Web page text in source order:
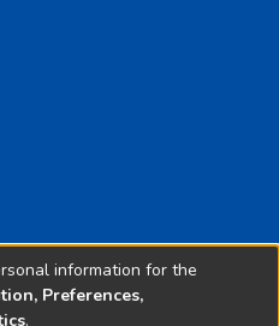
estan
information for the
Preferences,
.